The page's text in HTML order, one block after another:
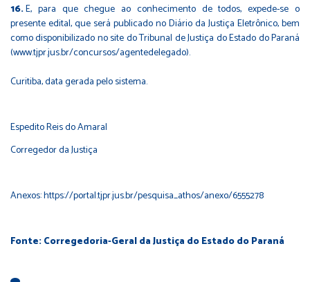
E, para que chegue ao conhecimento de todos, expede-se o
presente edital, que será publicado no Diário da Justiça Eletrônico, bem
como disponibilizado no site do Tribunal de Justiça do Estado do Paraná
(www.tjpr.jus.br/concursos/agentedelegado).
Curitiba, data gerada pelo sistema.
Espedito Reis do Amaral
Corregedor da Justiça
Anexos:https://portal.tjpr.jus.br/pesquisa_athos/anexo/6555278
Fonte: Corregedoria-Geral da Justiça do Estado do Paraná